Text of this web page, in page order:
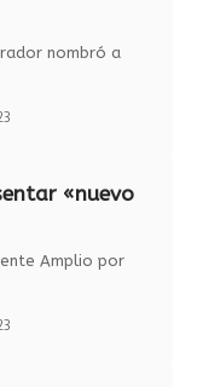
nombró a
«nuevo
Amplio por